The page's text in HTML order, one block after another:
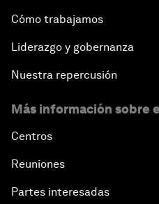
Cómo trabajamos
Liderazgo y gobernanza
Nuestra repercusión
Más información sobre
Centros
Reuniones
Partes interesadas